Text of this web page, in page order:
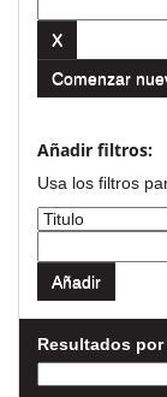
Comenzar
Añadir filtros:
Usa los filtros
Resultados